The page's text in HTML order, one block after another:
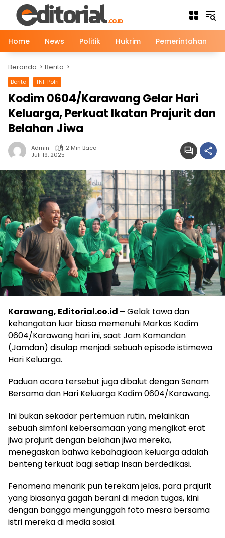
Langsung
konten
Home
News Politik Hukrim Pemerintahan
Beranda Berita
Berita TNI-Polri
Kodim 0604/Karawang Gelar Hari
Keluarga, Perkuat Ikatan Prajurit dan
Belahan Jiwa
Admin
2 Min Baca
Juli 19, 2025
Karawang, Editorial.co.id – Gelak tawa dan
kehangatan luar biasa memenuhi Markas Kodim
0604/Karawang hari ini, saat Jam Komandan
(Jamdan) disulap menjadi sebuah episode istimewa
Hari Keluarga.
Paduan acara tersebut juga dibalut dengan Senam
Bersama dan Hari Keluarga Kodim 0604/Karawang.
Ini bukan sekadar pertemuan rutin, melainkan
sebuah simfoni kebersamaan yang mengikat erat
jiwa prajurit dengan belahan jiwa mereka,
menegaskan bahwa kebahagiaan keluarga adalah
benteng terkuat bagi setiap insan berdedikasi.
Fenomena menarik pun terekam jelas, para prajurit
yang biasanya gagah berani di medan tugas, kini
dengan bangga mengunggah foto mesra bersama
istri mereka di media sosial.